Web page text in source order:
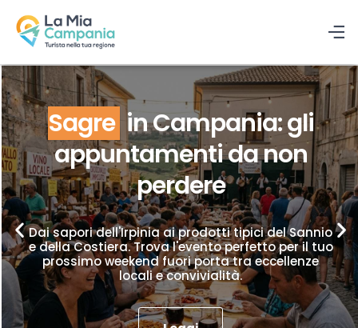
Sagre in Campania: gli
appuntamenti da non
perdere
Dai sapori dell'Irpinia ai prodotti tipici del Sannio
e della Costiera. Trova l'evento perfetto per il tuo
prossimo weekend fuori porta tra eccellenze
locali e convivialità.